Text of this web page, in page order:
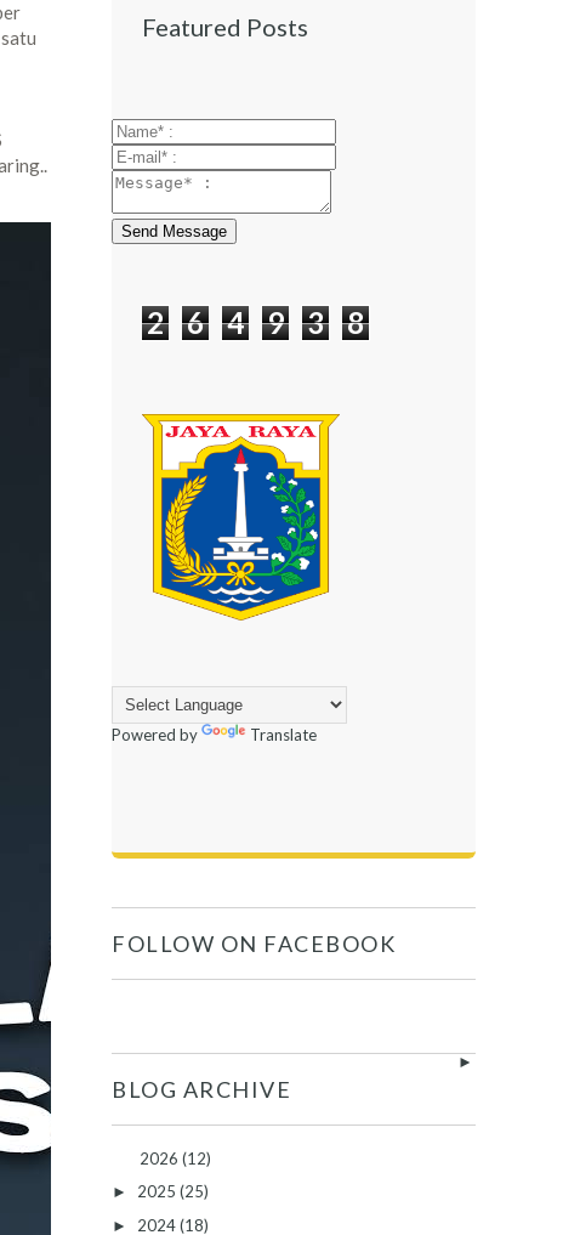
Featured Posts
Send Message
2 6 4 9 3 8
Powered by Translate
FOLLOW ON FACEBOOK
BLOG ARCHIVE
►
2026 (12)
► 2025 (25)
► 2024(18)